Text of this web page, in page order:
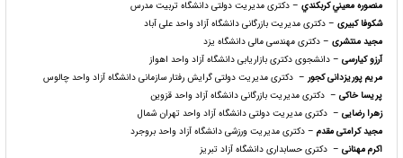
منصوره معيني کربکندي– دکتری مدیریت دولتی دانشگاه تربیت مدرس
شکوفا کبیری– دکتری مدیریت بازرگانی دانشگاه آزاد واحد علی آباد
مجید منتشری– دکتری مهندسی مالی دانشگاه یزد
آرزو کیارسی– دانشجوی دکتری بازاریابی دانشگاه آزاد واحد اهواز
مریم پوریزدانی کجور– دکتری مدیریت دولتی گرایش رفتار سازمانی دانشگاه آزاد واحد چالوس
پریسا خاکی– دکتری مدیریت بازرگانی دانشگاه آزاد واحد قزوین
زهرا رضایی– دکتری مدیریت دولتی دانشگاه آزاد واحد تهران شمال
مجید کرامتی مقدم– دکتری مدیریت ورزشی دانشگاه آزاد واحد بروجرد
اکرم مهنانی– دکتری حسابداری دانشگاه آزاد تبریز